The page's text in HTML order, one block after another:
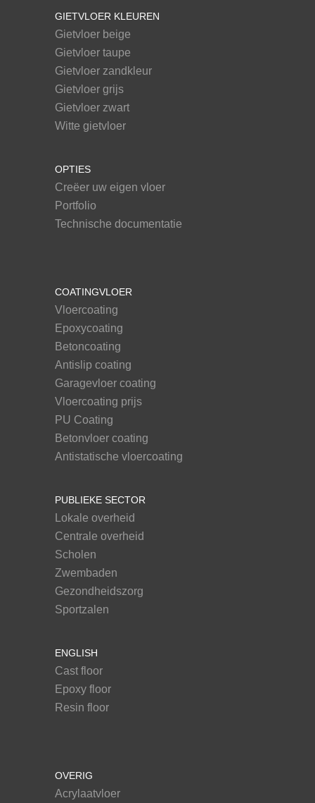
GIETVLOER KLEUREN
Gietvloer beige
Gietvloer taupe
Gietvloer zandkleur
Gietvloer grijs
Gietvloer zwart
Witte gietvloer
OPTIES
Creëer uw eigen vloer
Portfolio
Technische documentatie
COATINGVLOER
Vloercoating
Epoxycoating
Betoncoating
Antislip coating
Garagevloer coating
Vloercoating prijs
PU Coating
Betonvloer coating
Antistatische vloercoating
PUBLIEKE SECTOR
Lokale overheid
Centrale overheid
Scholen
Zwembaden
Gezondheidszorg
Sportzalen
ENGLISH
Cast floor
Epoxy floor
Resin floor
OVERIG
Acrylaatvloer